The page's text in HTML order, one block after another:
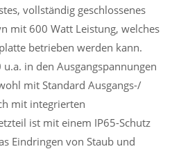
vollständig geschlossenes
mit 600 Watt Leistung, welches
betrieben werden kann.
u.a. in den Ausgangspannungen
mit Standard Ausgangs-/
mit integrierten
ist mit einem IP65-Schutz
Eindringen von Staub und